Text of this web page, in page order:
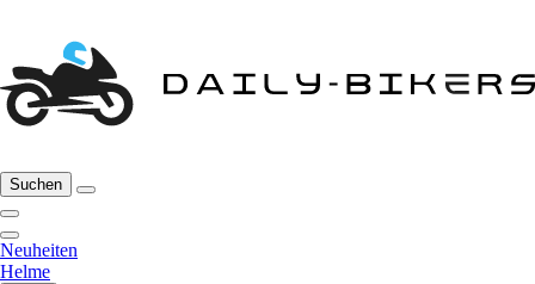
Suchen
Neuheiten
Helme